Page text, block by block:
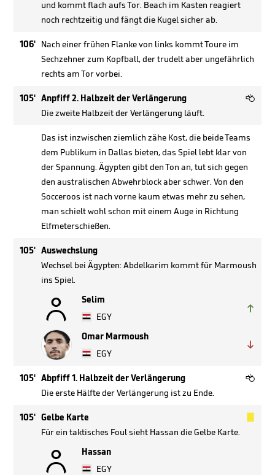
und kommt flach aufs Tor. Beach im Kasten reagiert
noch rechtzeitig und fängt die Kugel sicher ab.
106' Nach einer frühen Flanke von links kommt Toure im
Sechzehner zum Kopfball, der trudelt aber ungefährlich
rechts am Tor vorbei.
105' Anpfiff 2. Halbzeit der Verlängerung 
Die zweite Halbzeit der Verlängerung läuft.
Das ist inzwischen ziemlich zähe Kost, die beide Teams
dem Publikum in Dallas bieten, das Spiel lebt klar von
der Spannung. Ägypten gibt den Ton an, tut sich gegen
den australischen Abwehrblock aber schwer. Von den
Socceroos ist nach vorne kaum etwas mehr zu sehen,
man schielt wohl schon mit einem Auge in Richtung
Elfmeterschießen.
105' Auswechslung
Wechsel bei Ägypten: Abdelkarim kommt für Marmoush
ins Spiel.

Selim
EGY

Omar Marmoush
EGY

105' Abpfiff 1. Halbzeit der Verlängerung 
Die erste Hälfte der Verlängerung ist zu Ende.
105' Gelbe Karte
Für ein taktisches Foul sieht Hassan die Gelbe Karte.

Hassan
EGY